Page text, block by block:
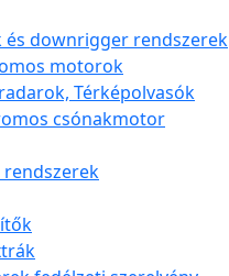
downrigger rendszerek
motorok
Térképolvasók
csónakmotor
rendszerek